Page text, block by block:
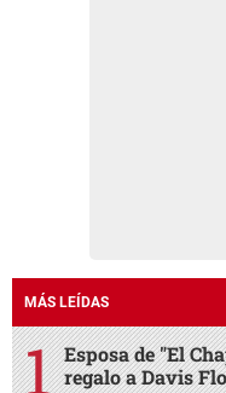
MÁS LEÍDAS
Esposa de "El
regalo a Davis